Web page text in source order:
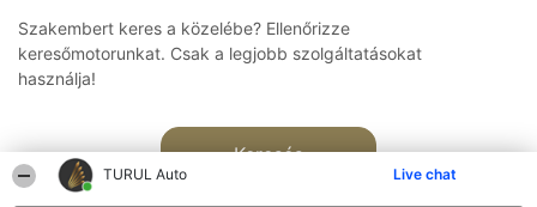
TURUL Auto Live chat
Szakembert keres a közelébe? Ellenőrizze
keresőmotorunkat. Csak a legjobb szolgáltatásokat
használja!
Keresés